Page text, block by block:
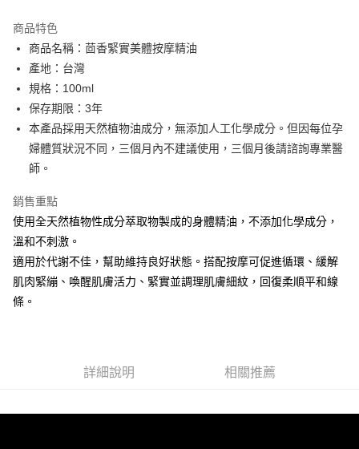
合作金庫商業銀行
華南商業銀行
彰化商業銀行
上海商業儲蓄銀行
國泰世華商業銀行
臺灣中小企業銀行
匯豐（台灣）商業銀行
華泰商業銀行
聯邦商業銀行
遠東國際商業銀行
元大商業銀行
永豐商業銀行
玉山商業銀行
台灣樂天信用卡公司
6 期 0 利率 每期
華南商業銀行
上海商業儲蓄銀行
國泰世華商業銀行
臺灣中小企業銀行
台中商業銀行
匯豐（台灣）商業銀行
華泰商業銀行
聯邦商業銀行
元大商業銀行
玉山商業銀行
台灣樂天信用卡公司
LINE Pay
Apple Pay
街口支付
悠遊付
ATM付款
運送方式
新竹貨運
每筆NT$120，滿NT$2,000(含以上)免運費
商品特色
商品名稱：茴香緊實美體按摩精油
產地：台灣
規格：100ml
保存期限：3年
本產品採用天然植物油成分，無添加人工化學成分。但因每位孕
婦體質狀況不同，三個月內不建議使用，三個月後請諮詢專業醫
師。
銷售重點
使用全天然植物性成分萃取物製成的身體精油，不添加化學成分，
溫和不刺激。
適用於代謝不佳，幫助維持良好狀態。搭配按摩可促進循環、緩解
肌肉緊繃、喚醒肌膚活力、緊實並調理肌膚細紋，回復柔順平和線
條。
詳細說明 相關推薦